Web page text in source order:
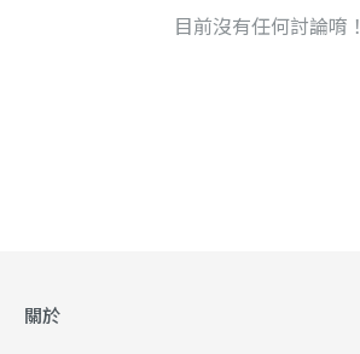
目前沒有任何討論唷！
關於